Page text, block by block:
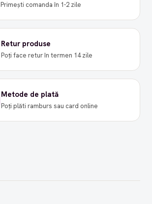
Primești comanda în 1-2 zile
Retur produse
Poți face retur în termen 14 zile
Metode de plată
Poți plăti ramburs sau card online